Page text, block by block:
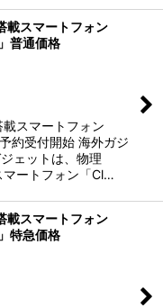
載スマートフォン
普通価格
スマートフォン
約受付開始 海外ガジ
ェットは、物理
マートフォン「Cl…
載スマートフォン
特急価格